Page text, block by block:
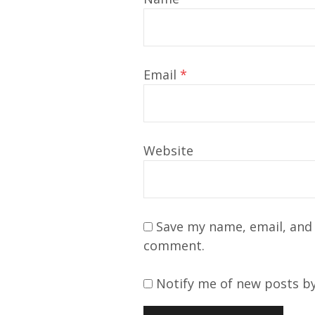
Email *
Website
Save my name, email,
comment.
Notify me of new posts